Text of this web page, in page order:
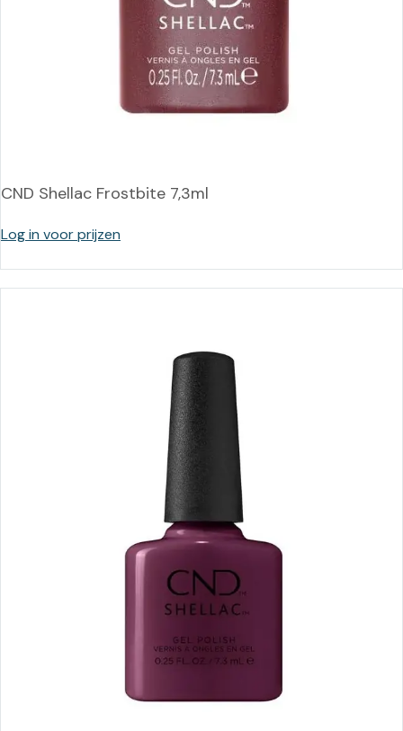
CND Shellac Frostbite 7,3ml
Log in voor prijzen